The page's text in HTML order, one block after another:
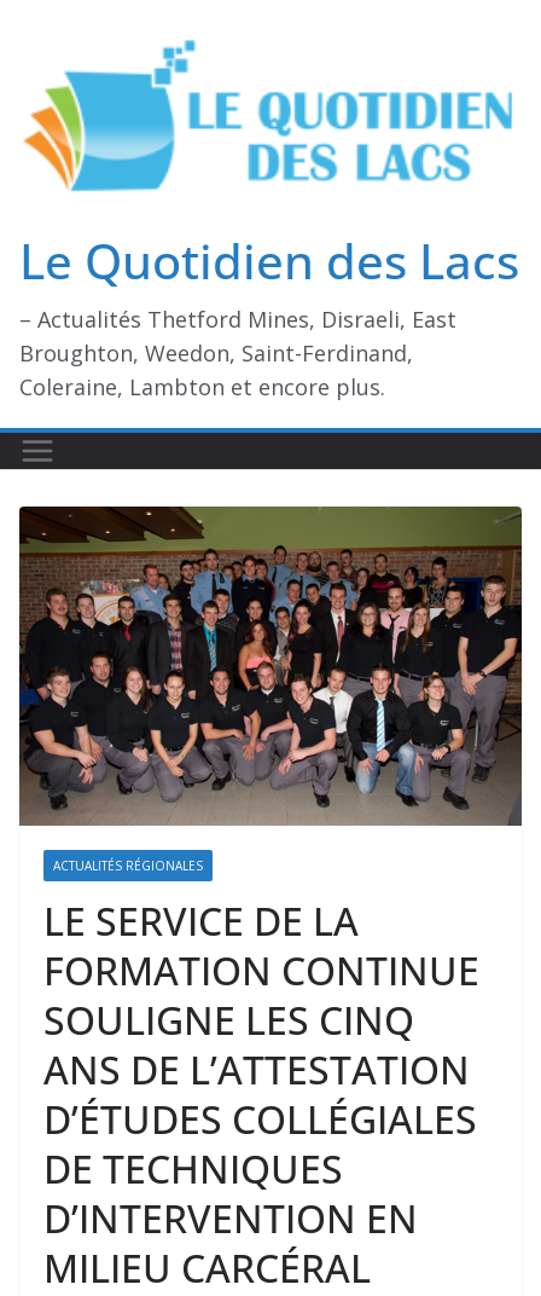
contenu
Le Quotidien des Lacs
– Actualités Thetford Mines, Disraeli, East
Broughton, Weedon, Saint-Ferdinand,
Coleraine, Lambton et encore plus.
ACTUALITÉS RÉGIONALES
LE SERVICE DE LA
FORMATION CONTINUE
SOULIGNE LES CINQ
ANS DE L’ATTESTATION
D’ÉTUDES COLLÉGIALES
DE TECHNIQUES
D’INTERVENTION EN
MILIEU CARCÉRAL